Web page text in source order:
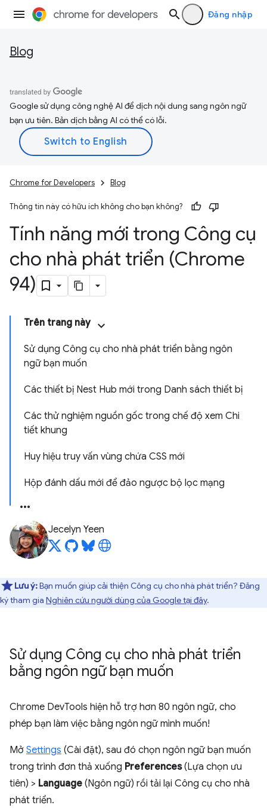
Đăng nhập
Blog
Google sử dụng công nghệ AI để dịch nội dung sang ngôn ngữ
bạn ưu tiên. Bản dịch bằng AI có thể có lỗi.
Chrome for Developers Blog
Thông tin này có hữu ích không cho bạn không?
Tính năng mới trong Công cụ
cho nhà phát triển (Chrome
94)
Trên trang này
Sử dụng Công cụ cho nhà phát triển bằng ngôn
ngữ bạn muốn
Các thiết bị Nest Hub mới trong Danh sách thiết bị
Các thử nghiệm nguồn gốc trong chế độ xem Chi
tiết khung
Huy hiệu truy vấn vùng chứa CSS mới
Hộp đánh dấu mới để đảo ngược bộ lọc mạng
Jecelyn Yeen
Lưu ý:Bạn muốn giúp cải thiện Công cụ cho nhà phát triển? Đăng
ký tham gia Nghiên cứu người dùng của Google tại đây.
Sử dụng Công cụ cho nhà phát triển
bằng ngôn ngữ bạn muốn
Chrome DevTools hiện hỗ trợ hơn 80 ngôn ngữ, cho
phép bạn làm việc bằng ngôn ngữ mình muốn!
Mở Settings (Cài đặt), sau đó chọn ngôn ngữ bạn muốn
trong trình đơn thả xuống Preferences(Lựa chọn ưu
tiên) > Language (Ngôn ngữ) rồi tải lại Công cụ cho nhà
phát triển.